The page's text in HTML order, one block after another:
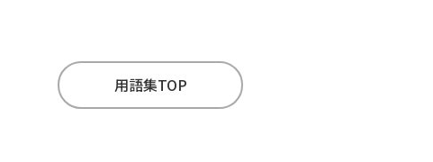
用語集TOP